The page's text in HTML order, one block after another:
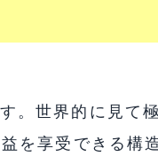
。世界的に見て
を享受できる構